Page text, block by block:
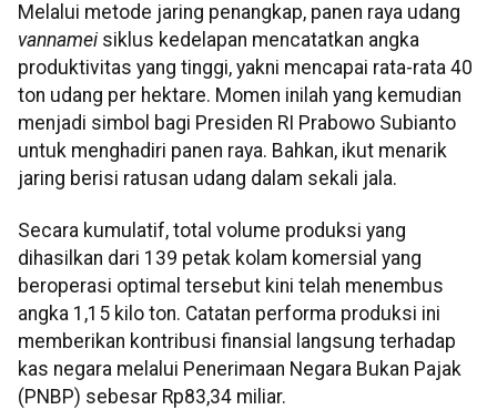
Melalui metode jaring penangkap, panen raya udang
vannamei siklus kedelapan mencatatkan angka
produktivitas yang tinggi, yakni mencapai rata-rata 40
ton udang per hektare. Momen inilah yang kemudian
menjadi simbol bagi Presiden RI Prabowo Subianto
untuk menghadiri panen raya. Bahkan, ikut menarik
jaring berisi ratusan udang dalam sekali jala.
Secara kumulatif, total volume produksi yang
dihasilkan dari 139 petak kolam komersial yang
beroperasi optimal tersebut kini telah menembus
angka 1,15 kilo ton. Catatan performa produksi ini
memberikan kontribusi finansial langsung terhadap
kas negara melalui Penerimaan Negara Bukan Pajak
(PNBP) sebesar Rp83,34 miliar.